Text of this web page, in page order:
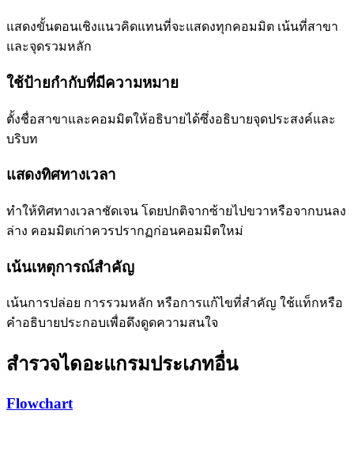
แสดงขั้นตอนเชิงแนวคิดแทนที่จะแสดงทุกคอมมิต เน้นที่สาขา
และจุดรวมหลัก
ใช้ป้ายกำกับที่มีความหมาย
ตั้งชื่อสาขาและคอมมิตให้อธิบายได้ซึ่งอธิบายจุดประสงค์และ
บริบท
แสดงทิศทางเวลา
ทำให้ทิศทางเวลาชัดเจน โดยปกติจากซ้ายไปขวาหรือจากบนลง
ล่าง คอมมิตเก่าควรปรากฏก่อนคอมมิตใหม่
เน้นเหตุการณ์สำคัญ
เน้นการปล่อย การรวมหลัก หรือการแก้ไขที่สำคัญ ใช้แท็กหรือ
คำอธิบายประกอบเพื่อดึงดูดความสนใจ
สำรวจไดอะแกรมประเภทอื่น
Flowchart